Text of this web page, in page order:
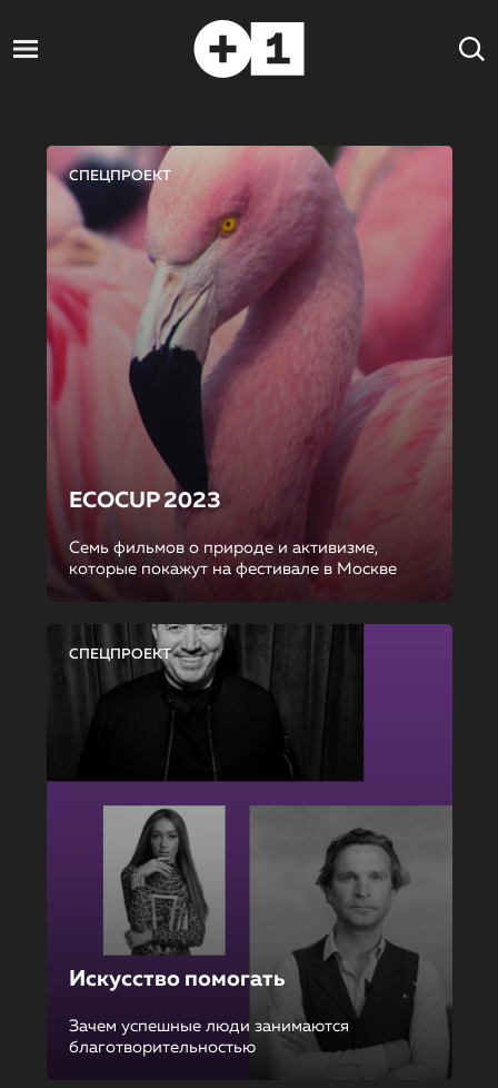
СПЕЦПРОЕКТ
ECOCUP 2023
Семь фильмов о природе и активизме,
которые покажут на фестивале в Москве
СПЕЦПРОЕКТ
Искусство помогать
Зачем успешные люди занимаются
благотворительностью